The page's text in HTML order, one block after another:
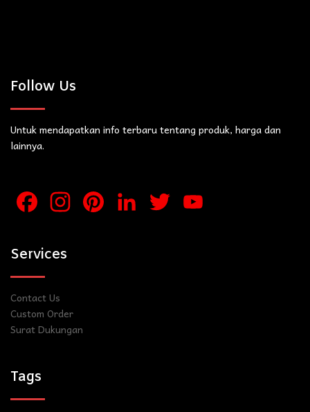
Follow Us
Untuk mendapatkan info terbaru tentang produk, harga dan
lainnya.
FacebookInstagramPinterestLinkedInTwitter
Services
Contact Us
Custom Order
Surat Dukungan
Tags